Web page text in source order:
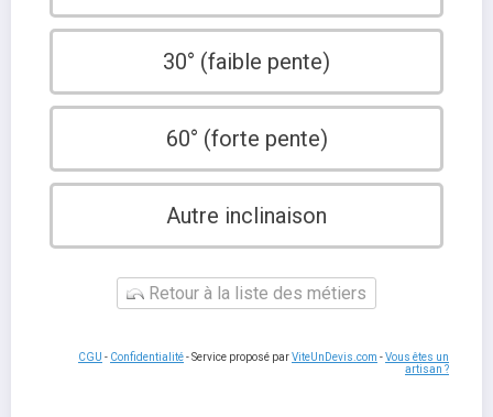
30° (faible pente)
60° (forte pente)
Autre inclinaison
Retour à la liste des métiers
CGU - Confidentialité- Service proposé parViteUnDevis.com -Vous êtes un
artisan ?